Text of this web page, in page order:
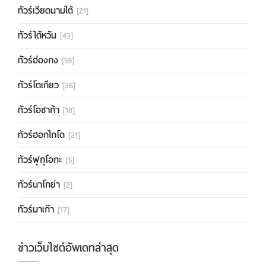
ทัวร์เวียดนามใต้ [21]
ทัวร์ไต้หวัน [43]
ทัวร์ฮ่องกง [59]
ทัวร์โตเกียว [36]
ทัวร์โอซาก้า [18]
ทัวร์ฮอกไกโด [21]
ทัวร์ฟุกุโอกะ [5]
ทัวร์นาโกย่า [2]
ทัวร์มาเก๊า [17]
ข่าวเว็บไซต์อัพเดทล่าสุด